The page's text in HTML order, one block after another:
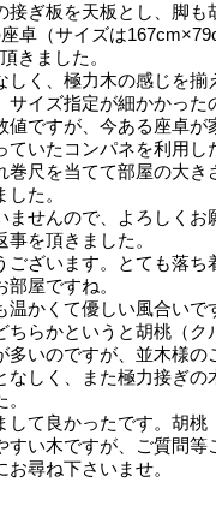
接ぎ板を天板とし、脚も
卓（サイズは
きました。
しく、極力木の感じを揃
サイズ指定が細かかった
値ですが、今ある座卓が
ていたコンパネを利用し
巻尺を当てて部屋の大き
た。
ませんので、よろしくお
を頂きました。
ございます。とても落ち
部屋ですね。
温かくて優しい風合いで
ちらかというと胡桃（ク
多いのですが、並木様の
なしく、また極力接ぎの
して良かったです。胡桃
すい木ですが、ご質問等
尋ね下さいませ。